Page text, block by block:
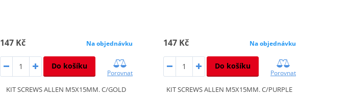
147 Kč Na objednávku
Do košíku
Porovnat
KIT SCREWS ALLEN M5X15MM. C/GOLD
147 Kč Na objednávku
Do košíku
Porovnat
KIT SCREWS ALLEN M5X15MM. C/PURPLE